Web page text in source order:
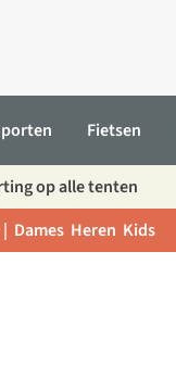
cart
Fietsen
op alle tenten
Dames Heren Kids